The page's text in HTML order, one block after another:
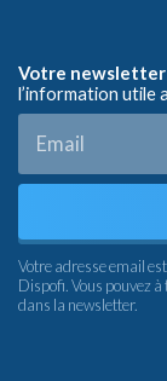
Votre newsletter
l’information utile
Votre adresse email
Dispofi. Vous pouvez
dans la newsletter.